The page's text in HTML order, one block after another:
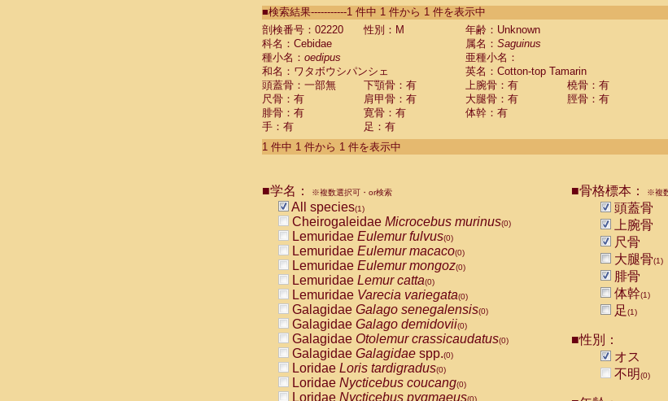
CebidaeSaguinus labiatus(0)
Cebidae Saguinus leucopus (0)
Cebidae
Cebidae
CebidaeSaguinus nigricollis (0)
Cebidae Saguinus oedipus
Cebidae Saguinus weddelli
Cebidae Saguinusspp.
Cebidae Aotus trivirgatus
Cebidae Cebus albifrons
CebidaeCebus nigrivittatus
CebidaeCebus
CebidaeSaimiri boliviensis(0)
CebidaeSaimiri sciureus(0)
AtelidaeAlouatta caraya(0)
AtelidaeAlouatta fusca(0)
AtelidaeAlouatta seniculus
AtelidaeAlouattaspp.(0)
AtelidaeAteles belzebuth(0)
AtelidaeAteles geoffroyi(0)
AtelidaeAteles paniscus(0)
AtelidaeAtelesspp.(0)
Atelidae Lagothrix lagothricha
AtelidaeLagothrix lagothricha cana
PitheciidaeCacajao calvus rubicundus
■検索結果-----------1 件中 1 件から 1 件を表示中
剖検番号：02220
性別：M
年齢：Unknown
科名：Cebidae
属名： Saguinus
種小名： oedipus
亜種小名：
和名：ワタボウシパンシェ
英名：Cotton-top Tamarin
頭蓋骨：一部無
下顎骨：有 上腕骨：有
橈骨：有
尺骨：有
肩甲骨：有 大腿骨：有
脛骨：有
腓骨：有
寛骨：有
体幹：有
手：有
足：有
1 件中 1 件から 1 件を表示中
■学名： ※複数選択可・or検索
All species(1)
Cheirogaleidae Microcebus murinus(0)
Lemuridae Eulemur fulvus(0)
Lemuridae Eulemur macaco(0)
Lemuridae Eulemur mongoz(0)
Lemuridae Lemur catta(0)
Lemuridae Varecia variegata(0)
Galagidae Galago senegalensis(0)
Galagidae Galago demidovii(0)
Galagidae Otolemur crassicaudatus(0)
Galagidae Galagidae spp.(0)
Loridae Loris tardigradus(0)
Loridae Nycticebus coucang(0)
Loridae Nycticebus pygmaeus(0)
■骨格標本： ※複
頭蓋骨
上腕骨
尺骨
大腿骨(1)
腓骨
体幹(1)
足(1)
■性別：
オス
不明(0)